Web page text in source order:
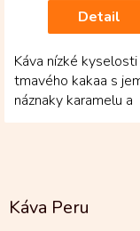
Detail
Káva nízké
tmavého kakaa s
náznaky karamelu a
vlašských ořechů.
Káva Peru